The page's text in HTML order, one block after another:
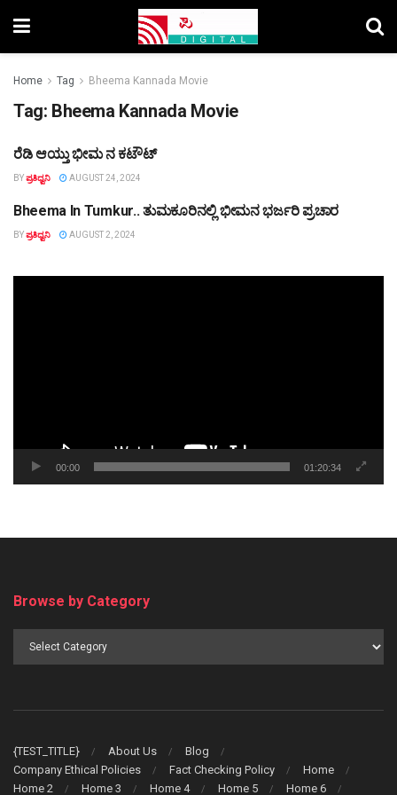
Home Tag Bheema Kannada Movie
Tag: Bheema Kannada Movie
TOP STORY
ರೆಡಿ ಆಯ್ತು ಭೀಮ ನ ಕಟೌಟ್
BYಪ್ರತಿಧ್ವನಿ AUGUST 24, 2024
TOP STORY
Bheema In Tumkur.. ತುಮಕೂರಿನಲ್ಲಿ ಭೀಮನ ಭರ್ಜರಿ ಪ್ರಚಾರ
BYಪ್ರತಿಧ್ವನಿ AUGUST 2, 2024
00:00 01:20:34
Browse by Category
{TEST_TITLE} About Us
Blog
Company Ethical Policies
Fact Checking Policy
Home
Home 2
Home 3 Home 4 Home 5 Home 6